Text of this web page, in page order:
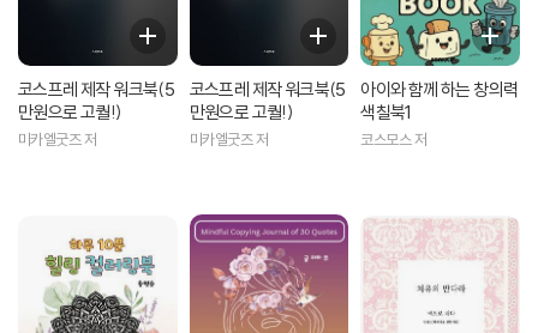
코스프레 제작 워크북(5
만원으로 고퀄!)
미카엘굿즈 저
코스프레 제작 워크북(5
만원으로 고퀄!)
미카엘굿즈 저
아이와 함께 하는 창의력
색칠북1
코스모스 저